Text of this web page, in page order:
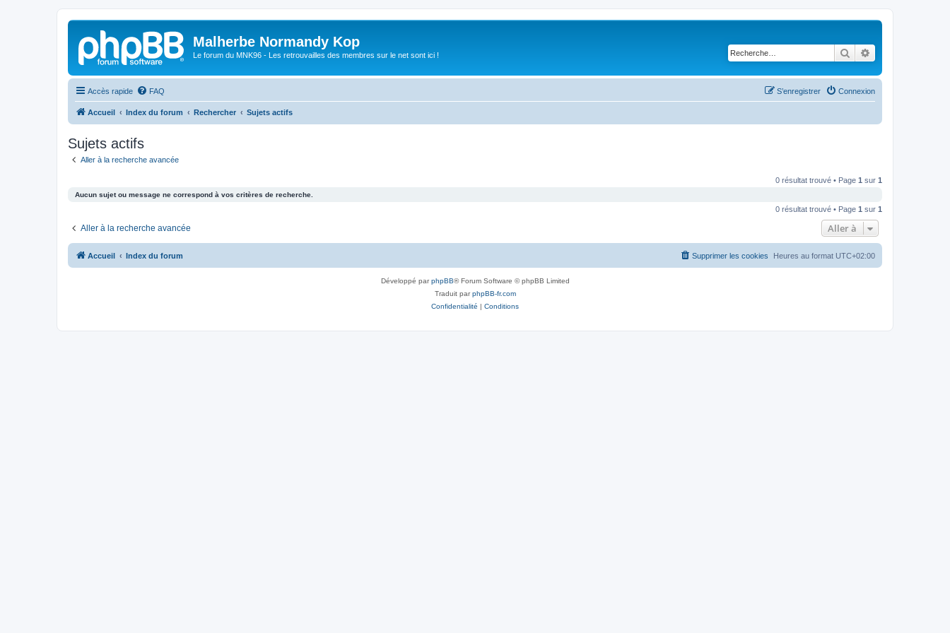
Malherbe Normandy Kop
Le forum du MNK96 - Les retrouvailles des membres sur le net sont ici ! Rechercher
Accès rapide FAQ Connexion
S’enregistrer
Accueil Index du forum Rechercher Sujets actifs
Sujets actifs
Aller à la recherche avancée
0 résultat trouvé • Page 1 sur 1
Aucun sujet ou message ne correspond à vos critères de recherche.
0 résultat trouvé • Page 1 sur 1
Aller à la recherche avancée Aller à
Accueil Index du forum Heures au format UTC+02:00
Supprimer les cookies
Développé parphpBB® Forum Software © phpBB Limited
Traduit parphpBB-fr.com
Confidentialité | Conditions